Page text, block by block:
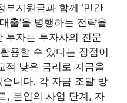
지원금과 함께 ‘민간
출’을 병행하는 전략을
투자는 투자사의 전문
용할 수 있다는 장점이
적 낮은 금리로 자금을
니다. 각 자금 조달 방
, 본인의 사업 단계, 자